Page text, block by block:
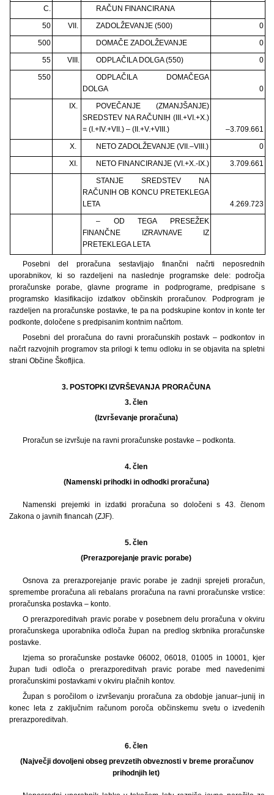
C.
RAČUN FINANCIRANA
50
VII. ZADOLŽEVANJE (500)
0
500
DOMAČE ZADOLŽEVANJE
0
55
VIII. ODPLAČILA DOLGA (550)
0
550
ODPLAČILA DOMAČEGA
DOLGA
0
IX.
POVEČANJE (ZMANJŠANJE)
SREDSTEV NA RAČUNIH (III.+VI.+X.)
= (I.+IV.+VII.) – (II.+V.+VIII.)
–3.709.661
X.
NETO ZADOLŽEVANJE (VII.–VIII.)
0
XI.
NETO FINANCIRANJE (VI.+X.-IX.)
3.709.661
STANJE SREDSTEV NA
RAČUNIH OB KONCU PRETEKLEGA
LETA
4.269.723
– OD TEGA PRESEŽEK
FINANČNE IZRAVNAVE IZ
PRETEKLEGA LETA
Posebni del proračuna sestavljajo finančni načrti neposrednih
uporabnikov, ki so razdeljeni na naslednje programske dele: področja
proračunske porabe, glavne programe in podprograme, predpisane s
programsko klasifikacijo izdatkov občinskih proračunov. Podprogram je
razdeljen na proračunske postavke, te pa na podskupine kontov in konte ter
podkonte, določene s predpisanim kontnim načrtom.
Posebni del proračuna do ravni proračunskih postavk – podkontov in
načrt razvojnih programov sta prilogi k temu odloku in se objavita na spletni
strani Občine Škofljica.
3. POSTOPKI IZVRŠEVANJA PRORAČUNA
3. člen
(Izvrševanje proračuna)
Proračun se izvršuje na ravni proračunske postavke – podkonta.
4. člen
(Namenski prihodki in odhodki proračuna)
Namenski prejemki in izdatki proračuna so določeni s 43. členom
Zakona o javnih financah (ZJF).
5. člen
(Prerazporejanje pravic porabe)
Osnova za prerazporejanje pravic porabe je zadnji sprejeti proračun,
spremembe proračuna ali rebalans proračuna na ravni proračunske vrstice:
proračunska postavka – konto.
O prerazporeditvah pravic porabe v posebnem delu proračuna v okviru
proračunskega uporabnika odloča župan na predlog skrbnika proračunske
postavke.
Izjema so proračunske postavke 06002, 06018, 01005 in 10001, kjer
župan tudi odloča o prerazporeditvah pravic porabe med navedenimi
proračunskimi postavkami v okviru plačnih kontov.
Župan s poročilom o izvrševanju proračuna za obdobje januar–junij in
konec leta z zaključnim računom poroča občinskemu svetu o izvedenih
prerazporeditvah.
6. člen
(Največji dovoljeni obseg prevzetih obveznosti v breme proračunov
prihodnjih let)